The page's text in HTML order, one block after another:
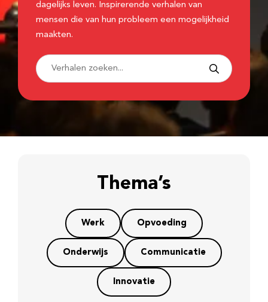
dagelijks leven. Inspirerende verhalen van
mensen die van hun probleem een mogelijkheid
maakten.
Thema’s
Werk Opvoeding
Onderwijs Communicatie
Innovatie